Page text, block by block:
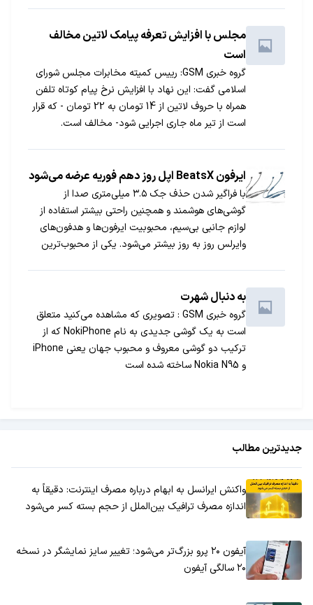
مجلس با افزایش تعرفه پیامک لاتین مخالف
است
گروه خبری GSM: رییس کمیته مخابرات مجلس شورای
اسلامی گفت: این نهاد با افزایش نرخ پیام کوتاه تلفن
همراه با حروف لاتین از 14 تومان به 22 تومان - که قرار
است از تیر ماه جاری اجرایی شود- مخالف است.
ایرفون‌ BeatsX اپل روز دهم فوریه عرضه می‌شود
با فراگیر شدن حذف جک ۳.۵ میلی‌متری صدا از
گوشی‌های هوشمند و همچنین راحتی بیشتر استفاده از
لوازم جانبی بی‌سیم، محبوبیت ایرفون‌ها و هدفون‌های
وایرلس روز به روز بیشتر می‌شود. یکی از محبوب‌ترین
برند، با نام BeatsX را معرفی می‌کند.
به دنبال شهرت
گروه خبری GSM : تصویری که مشاهده می‌کنید متعلق
است به یک گوشی جدیدی به نام NokiPhone که از
ترکیب دو گوشی معروف و محبوب جهان یعنی iPhone
و Nokia N95 ساخته شده است
جدیدترین مطالب
واکنش ایرانسل به ابهام درباره مصرف اینترنت: دقیقاً به
اندازه مصرف ترافیک بین‌الملل از حجم بسته کسر می‌شود
آیفون ۲۰ پرو بزرگ‌تر می‌شود؛ تغییر سایز نمایشگر در نسخه
۲۰ سالگی آیفون